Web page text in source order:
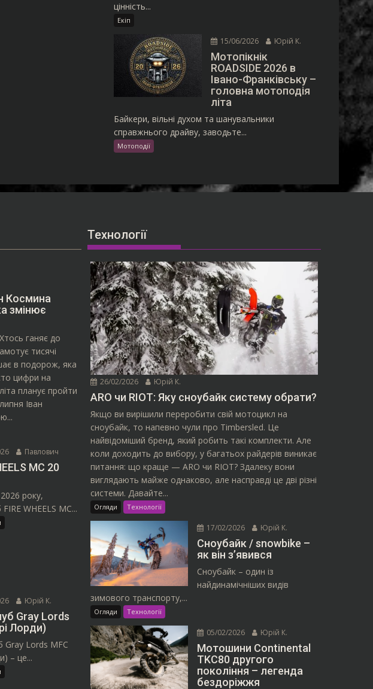
цінність...
Екіп
15/06/2026 Юрій К.
Мотопікнік
ROADSIDE 2026 в
Івано-Франківську –
головна мотоподія
літа
Байкери, вільні духом та шанувальники
справжнього драйву, заводьте...
Мотоподії
Космина
змінює
ганяє до
тисячі
в подорож, яка
цифри на
планує пройти
Іван
Павлович
MC 20
року,
WHEELS MC...
Юрій К.
Gray Lords
Лорди)
Gray Lords MFC
– це...
Технології
26/02/2026 Юрій К.
ARO чи RIOT: Яку сноубайк систему обрати?
Якщо ви вирішили переробити свій мотоцикл на
сноубайк, то напевно чули про Timbersled. Це
найвідоміший бренд, який робить такі комплекти. Але
коли доходить до вибору, у багатьох райдерів виникає
питання: що краще — ARO чи RIOT? Здалеку вони
виглядають майже однаково, але насправді це дві різні
системи. Давайте...
Огляди Технології
17/02/2026 Юрій К.
Сноубайк / snowbike –
як він з’явився
Сноубайк – один із
найдинамічніших видів
зимового транспорту,...
Огляди Технології
05/02/2026 Юрій К.
Мотошини Continental
TKC80 другого
покоління – легенда
бездоріжжя